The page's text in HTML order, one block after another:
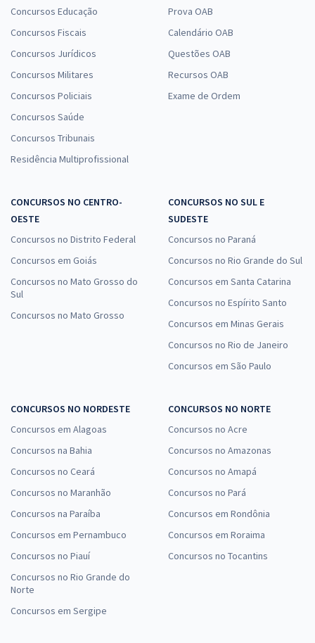
Concursos Educação
Concursos Fiscais
Concursos Jurídicos
Concursos Militares
Concursos Policiais
Concursos Saúde
Concursos Tribunais
Residência Multiprofissional
Prova OAB
Calendário OAB
Questões OAB
Recursos OAB
Exame de Ordem
CONCURSOS NO CENTRO-
OESTE
Concursos no Distrito Federal
Concursos em Goiás
Concursos no Mato Grosso do
Sul
Concursos no Mato Grosso
CONCURSOS NO SUL E
SUDESTE
Concursos no Paraná
Concursos no Rio Grande do Sul
Concursos em Santa Catarina
Concursos no Espírito Santo
Concursos em Minas Gerais
Concursos no Rio de Janeiro
Concursos em São Paulo
CONCURSOS NO NORDESTE
Concursos em Alagoas
Concursos na Bahia
Concursos no Ceará
Concursos no Maranhão
Concursos na Paraíba
Concursos em Pernambuco
Concursos no Piauí
Concursos no Rio Grande do
Norte
Concursos em Sergipe
CONCURSOS NO NORTE
Concursos no Acre
Concursos no Amazonas
Concursos no Amapá
Concursos no Pará
Concursos em Rondônia
Concursos em Roraima
Concursos no Tocantins